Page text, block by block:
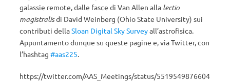
galassie remote, dalle fasce di Van Allen alla lectio
magistralisdi David Weinberg (Ohio State University) sui
contributi dellaSloan Digital Sky Surveyall’astrofisica.
Appuntamento dunque su queste pagine e, via Twitter, con
l’hashtag #aas225.
https://twitter.com/AAS_Meetings/status/5519549876604